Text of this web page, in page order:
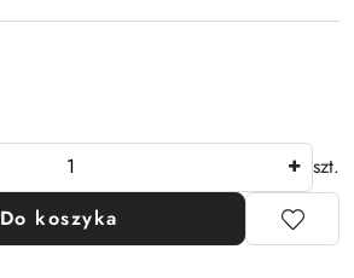
szt.
Do koszyka